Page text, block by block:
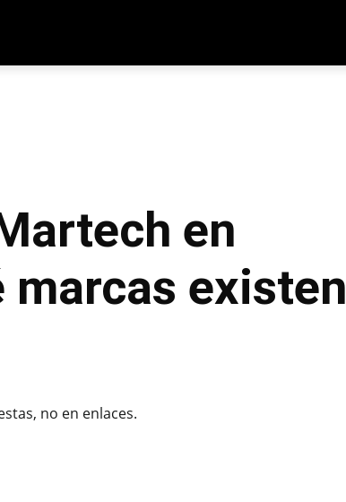
en
marcas existen
no en enlaces.